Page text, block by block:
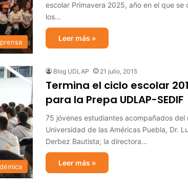
escolar Primavera 2025, año en el que se
los…
Leer más »
Blog UDLAP 21 julio, 2015
Termina el ciclo escolar
para la Prepa UDLAP-SEDIF
75 jóvenes estudiantes acompañados del
Universidad de las Américas Puebla, Dr.
Derbez Bautista; la directora…
Leer más »